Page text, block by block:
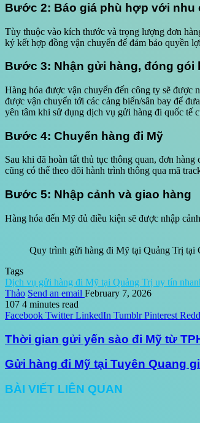
Bước 2: Báo giá phù hợp với nhu
Tùy thuộc vào kích thước và trọng lượng đơn
ký kết hợp đồng vận chuyển để đảm bảo quyền
Bước 3: Nhận gửi hàng, đóng gói
Hàng hóa được vận chuyển đến công ty sẽ được
được vận chuyển tới các cảng biển/sân bay để
yên tâm khi sử dụng dịch vụ gửi hàng đi quốc tế
Bước 4: Chuyển hàng đi Mỹ
Sau khi đã hoàn tất thủ tục thông quan, đơn
cũng có thể theo dõi hành trình thông qua mã
Bước 5: Nhập cảnh và giao hàng
Hàng hóa đến Mỹ đủ điều kiện sẽ được nhập
Quy trình gửi hàng đi Mỹ tại Quảng Trị tại
Tags
Dịch vụ gửi hàng đi Mỹ tại Quảng Trị uy tín
Thảo Send an email February 7, 2026
107 4 minutes read
Facebook Twitter LinkedIn Tumblr Pinterest
Thời gian gửi yến sào đi Mỹ từ
Gửi hàng đi Mỹ tại Tuyên Quang
BÀI VIẾT LIÊN QUAN